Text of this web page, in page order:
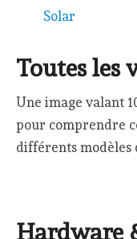
Solar
Toutes les
Une image valant
pour comprendre
différents modèles
Hardware